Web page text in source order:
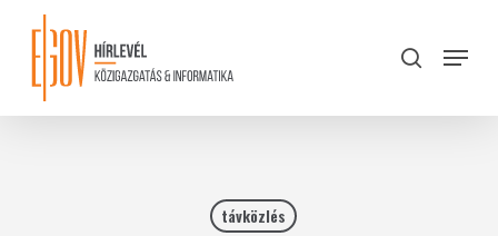
content
search
Menu
távközlés
Close